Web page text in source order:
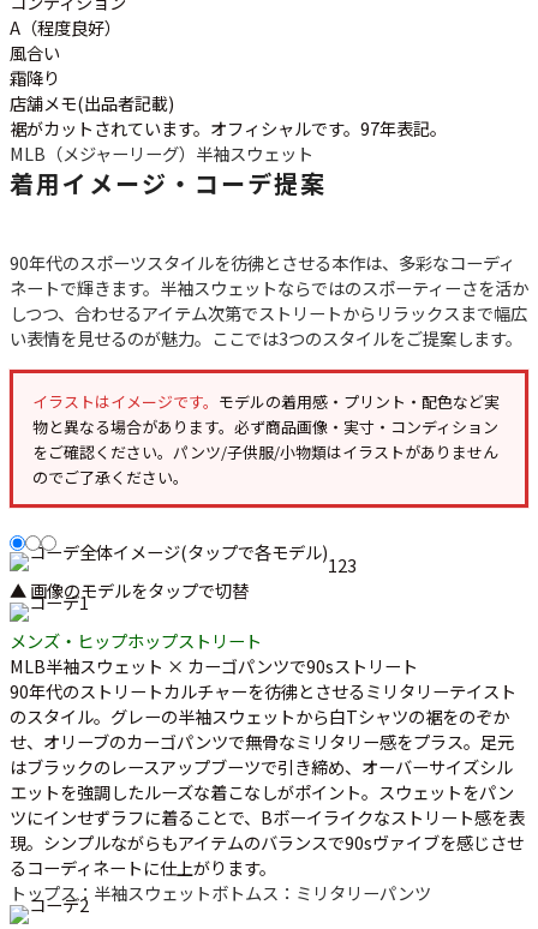
お客様の声
お気に入りリスト
会員登録
メルマガ登録
会社概要
特定商取引法に基づく表示
プライバシーポリシー
お問い合わせ
A（程度良好）
風合い
霜降り
店舗メモ(出品者記載)
裾がカットされています。オフィシャルです。97年表記。
MLB（メジャーリーグ） 半袖スウェット
着用イメージ・コーデ提案
90年代のスポーツスタイルを彷彿とさせる本作は、多彩なコーディ
ネートで輝きます。半袖スウェットならではのスポーティーさを活か
しつつ、合わせるアイテム次第でストリートからリラックスまで幅広
い表情を見せるのが魅力。ここでは3つのスタイルをご提案します。
イラストはイメージです。 モデルの着用感・プリント・配色など実
物と異なる場合があります。必ず商品画像・実寸・コンディション
をご確認ください。パンツ/子供服/小物類はイラストがありません
のでご了承ください。
123
▲ 画像のモデルをタップで切替
メンズ・ヒップホップストリート
MLB半袖スウェット × カーゴパンツで90sストリート
90年代のストリートカルチャーを彷彿とさせるミリタリーテイスト
のスタイル。グレーの半袖スウェットから白Tシャツの裾をのぞか
せ、オリーブのカーゴパンツで無骨なミリタリー感をプラス。足元
はブラックのレースアップブーツで引き締め、オーバーサイズシル
エットを強調したルーズな着こなしがポイント。スウェットをパン
ツにインせずラフに着ることで、Bボーイライクなストリート感を表
現。シンプルながらもアイテムのバランスで90sヴァイブを感じさせ
るコーディネートに仕上がります。
トップス：半袖スウェットボトムス：ミリタリーパンツ